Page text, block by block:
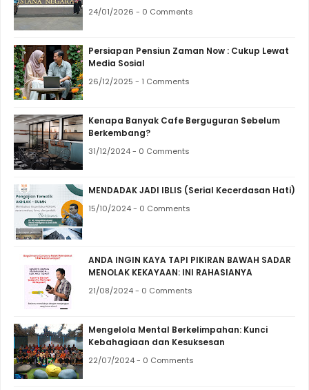
24/01/2026 - 0 Comments
Persiapan Pensiun Zaman Now : Cukup Lewat
Media Sosial
26/12/2025 - 1 Comments
Kenapa Banyak Cafe Berguguran Sebelum
Berkembang?
31/12/2024 - 0 Comments
MENDADAK JADI IBLIS (Serial Kecerdasan Hati)
15/10/2024 - 0 Comments
ANDA INGIN KAYA TAPI PIKIRAN BAWAH SADAR
MENOLAK KEKAYAAN: INI RAHASIANYA
21/08/2024 - 0 Comments
Mengelola Mental Berkelimpahan: Kunci
Kebahagiaan dan Kesuksesan
22/07/2024 - 0 Comments